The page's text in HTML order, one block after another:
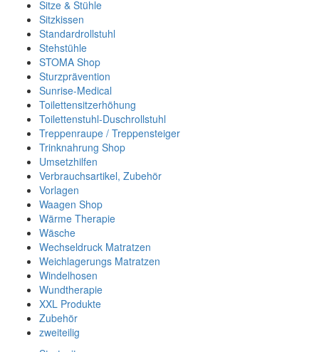
Sitze & Stühle
Sitzkissen
Standardrollstuhl
Stehstühle
STOMA Shop
Sturzprävention
Sunrise-Medical
Toilettensitzerhöhung
Toilettenstuhl-Duschrollstuhl
Treppenraupe / Treppensteiger
Trinknahrung Shop
Umsetzhilfen
Verbrauchsartikel, Zubehör
Vorlagen
Waagen Shop
Wärme Therapie
Wäsche
Wechseldruck Matratzen
Weichlagerungs Matratzen
Windelhosen
Wundtherapie
XXL Produkte
Zubehör
zweiteilig